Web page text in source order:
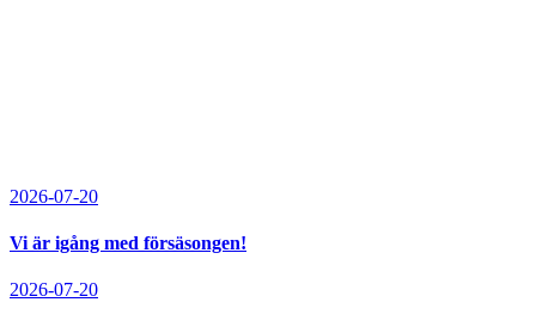
2026-07-20
Vi är igång med försäsongen!
2026-07-20